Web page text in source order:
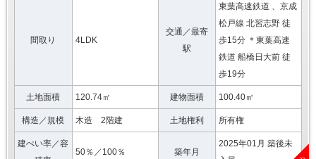
間取り 4LDK
交通／最寄
駅
東葉高速鉄道 、京成
松戸線 北習志野 徒
歩15分 ＊東葉高速
鉄道 船橋日大前 徒
歩19分
土地面積 120.74㎡ 建物面積 100.40㎡
構造／規模 木造 2階建 土地権利 所有権
建ぺい率／容
50％／100％ 築年月
2025年01月 築後未